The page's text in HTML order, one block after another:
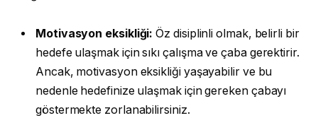
Motivasyon eksikliği: Öz disiplinli olmak, belirli bir
hedefe ulaşmak için sıkı çalışma ve çaba gerektirir.
Ancak, motivasyon eksikliği yaşayabilir ve bu
nedenle hedefinize ulaşmak için gereken çabayı
göstermekte zorlanabilirsiniz.